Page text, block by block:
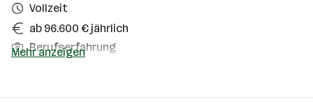
Vollzeit
ab 96.600 € jährlich
Berufserfahrung
Mehr anzeigen